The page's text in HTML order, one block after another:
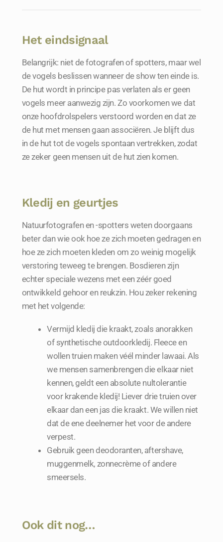
Het eindsignaal
Belangrijk: niet de fotografen of spotters, maar wel
de vogels beslissen wanneer de show ten einde is.
De hut wordt in principe pas verlaten als er geen
vogels meer aanwezig zijn. Zo voorkomen we dat
onze hoofdrolspelers verstoord worden en dat ze
de hut met mensen gaan associëren. Je blijft dus
in de hut tot de vogels spontaan vertrekken, zodat
ze zeker geen mensen uit de hut zien komen.
Kledij en geurtjes
Natuurfotografen en -spotters weten doorgaans
beter dan wie ook hoe ze zich moeten gedragen en
hoe ze zich moeten kleden om zo weinig mogelijk
verstoring teweeg te brengen. Bosdieren zijn
echter speciale wezens met een zéér goed
ontwikkeld gehoor en reukzin. Hou zeker rekening
met het volgende:
Vermijd kledij die kraakt, zoals anorakken
of synthetische outdoorkledij. Fleece en
wollen truien maken véél minder lawaai. Als
we mensen samenbrengen die elkaar niet
kennen, geldt een absolute nultolerantie
voor krakende kledij! Liever drie truien over
elkaar dan een jas die kraakt. We willen niet
dat de ene deelnemer het voor de andere
verpest.
Gebruik geen deodoranten, aftershave,
muggenmelk, zonnecrème of andere
smeersels.
Ook dit nog…